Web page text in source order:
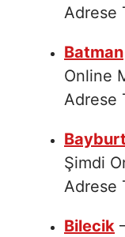
Adrese
Batman
Online
Adrese
Bayburt
Şimdi
Adrese
Bilecik